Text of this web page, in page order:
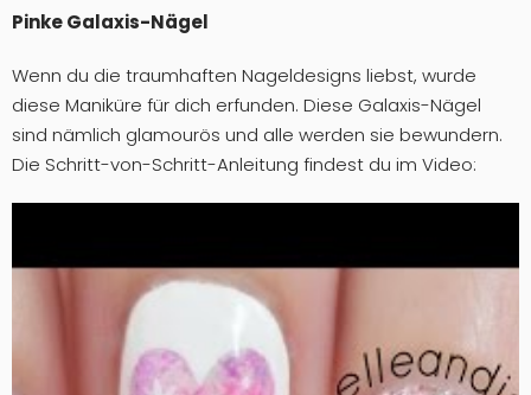
Pinke Galaxis-Nägel
Wenn du die traumhaften Nageldesigns liebst, wurde
diese Maniküre für dich erfunden. Diese Galaxis-Nägel
sind nämlich glamourös und alle werden sie bewundern.
Die Schritt-von-Schritt-Anleitung findest du im Video: